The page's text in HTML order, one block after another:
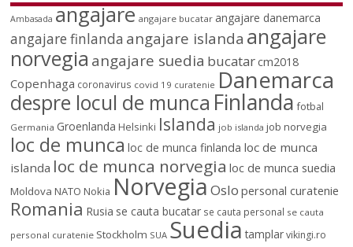
Ambasada angajare angajare bucatar angajare danemarca
angajare finlanda angajare islanda angajare
norvegia angajare suedia bucatarcm2018
Copenhaga coronavirus covid 19 curatenie Danemarca
despre locul de munca Finlanda fotbal
Germania Groenlanda Helsinki Islanda job islanda job norvegia
loc de munca loc de munca finlanda loc de munca
islanda loc de munca norvegia loc de munca suedia
Moldova NATO Nokia NorvegiaOslo personal curatenie
Romania Rusia se cauta bucatar se cauta personal se cauta
personal curatenie Stockholm SUA Suedia tamplar vikingi.ro